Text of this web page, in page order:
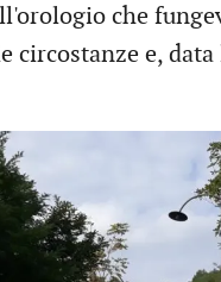
che
circostanze e,